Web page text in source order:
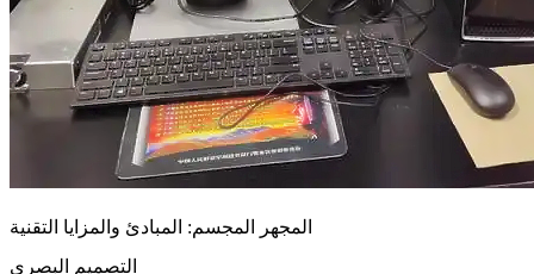
المجهر المجسم: المبادئ والمزايا التقنية
التصميم البصري